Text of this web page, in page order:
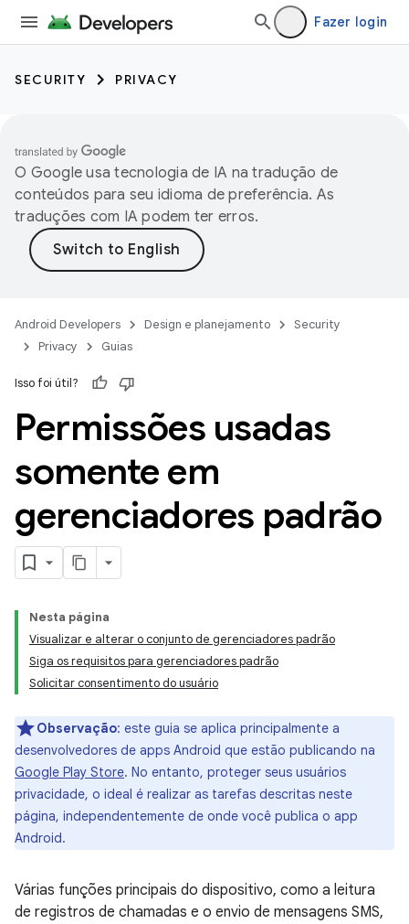
Fazer login
SECURITY PRIVACY
O Google usa tecnologia de IA na tradução de
conteúdos para seu idioma de preferência. As
traduções com IA podem ter erros.
Android Developers Design e planejamento
Security
Privacy
Guias
Isso foi útil?
Permissões usadas
somente em
gerenciadores padrão
Nesta página
Visualizar e alterar o conjunto de gerenciadores padrão
Siga os requisitos para gerenciadores padrão
Solicitar consentimento do usuário
Observação: este guia se aplica principalmente a
desenvolvedores de apps Android que estão publicando na
Google Play Store. No entanto, proteger seus usuários
privacidade, o ideal é realizar as tarefas descritas neste
página, independentemente de onde você publica o app
Android.
Várias funções principais do dispositivo, como a leitura
de registros de chamadas e o envio de mensagens SMS,